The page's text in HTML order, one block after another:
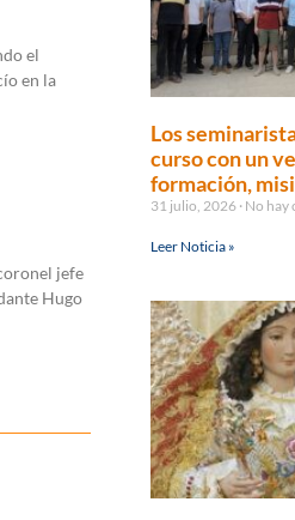
el
en la
jefe
Hugo
Los
curso con un
formación,
31 julio, 2026 No hay
Leer Noticia »